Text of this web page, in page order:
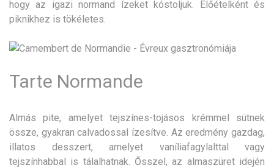
hogy az igazi normand ízeket kóstoljuk. Előételként és
piknikhez is tökéletes.
Tarte Normande
Almás pite, amelyet tejszínes-tojásos krémmel sütnek
össze, gyakran calvadossal ízesítve. Az eredmény gazdag,
illatos desszert, amelyet vaníliafagylalttal vagy
tejszínhabbal is tálalhatnak. Ősszel, az almaszüret idején